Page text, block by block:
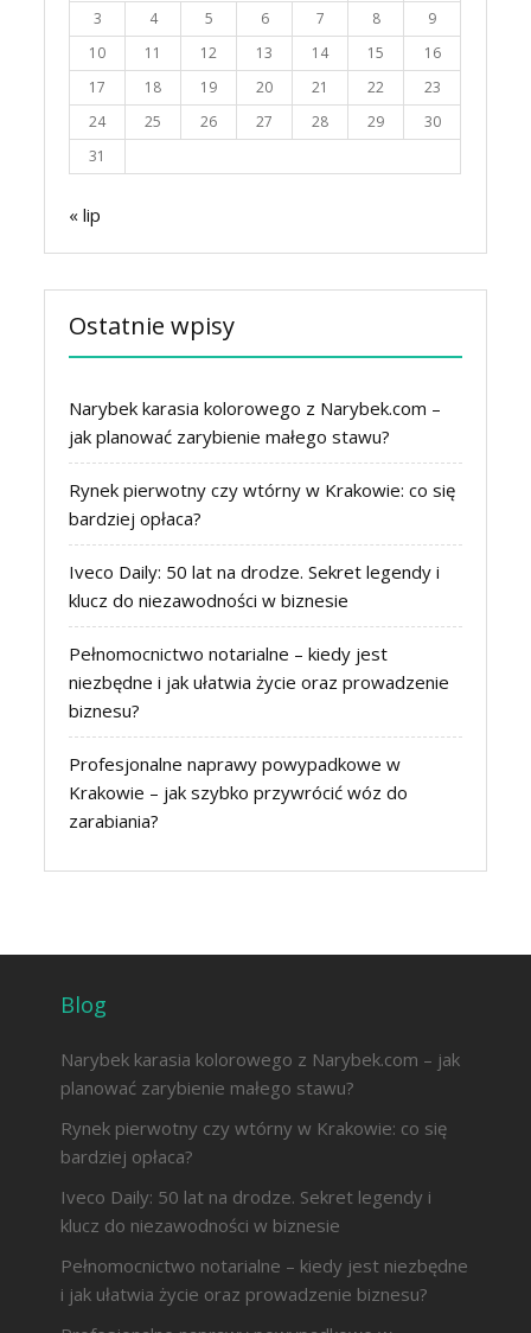
3
4 5 6 7 8
9
10
11 12 13 14 15
16
17
18 19 20 21 22
23
24
25 26 27 28 29
30
31
« lip
Ostatnie wpisy
Narybek karasia kolorowego z Narybek.com –
jak planować zarybienie małego stawu?
Rynek pierwotny czy wtórny w Krakowie: co się
bardziej opłaca?
Iveco Daily: 50 lat na drodze. Sekret legendy i
klucz do niezawodności w biznesie
Pełnomocnictwo notarialne – kiedy jest
niezbędne i jak ułatwia życie oraz prowadzenie
biznesu?
Profesjonalne naprawy powypadkowe w
Krakowie – jak szybko przywrócić wóz do
zarabiania?
Blog
Narybek karasia kolorowego z Narybek.com – jak
planować zarybienie małego stawu?
Rynek pierwotny czy wtórny w Krakowie: co się
bardziej opłaca?
Iveco Daily: 50 lat na drodze. Sekret legendy i
klucz do niezawodności w biznesie
Pełnomocnictwo notarialne – kiedy jest niezbędne
i jak ułatwia życie oraz prowadzenie biznesu?